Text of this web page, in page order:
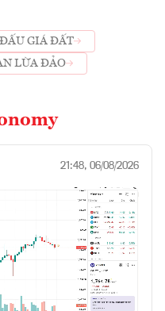
GIÁ ĐẤT
LỪA ĐẢO
21:48, 06/08/2026